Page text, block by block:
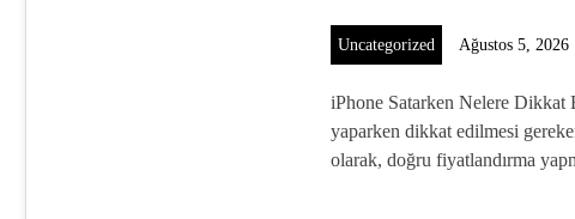
Uncategorized Ağustos 5, 2026
iPhone Satarken Nelere Dikkat
yaparken dikkat edilmesi
olarak, doğru fiyatlandırma